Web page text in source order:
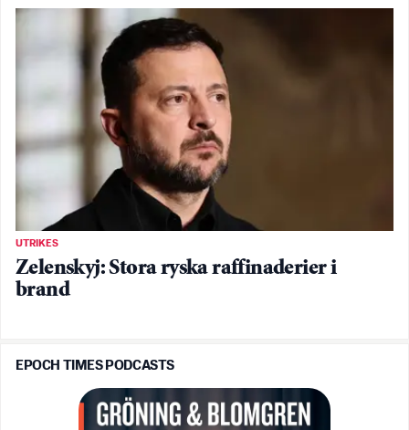
UTRIKES
Zelenskyj: Stora ryska raffinaderier i
brand
EPOCH TIMES PODCASTS